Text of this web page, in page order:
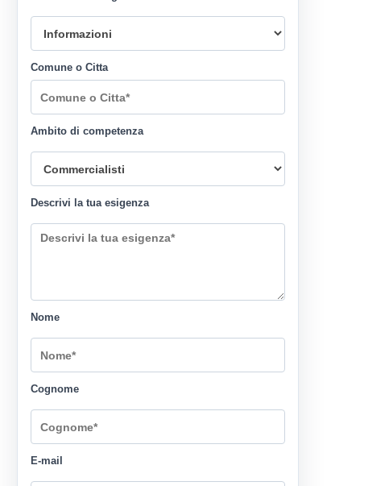
Comune o Citta
Ambito di competenza
Descrivi la tua esigenza
Nome
Cognome
E-mail